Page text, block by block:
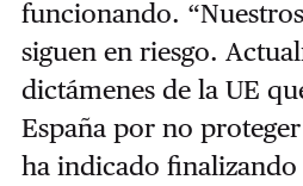
funcionando.
siguen en riesgo.
dictámenes de la UE
España por no
ha indicado